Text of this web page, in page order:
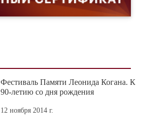
Фестиваль Памяти Леонида Когана. К
90-летию со дня рождения
12 ноября 2014 г.